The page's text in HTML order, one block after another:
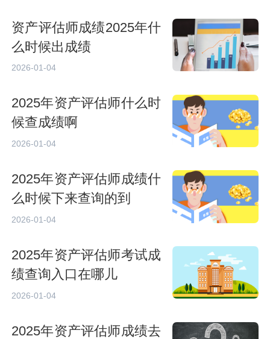
资产评估师成绩2025年什
么时候出成绩
2026-01-04
2025年资产评估师什么时
候查成绩啊
2026-01-04
2025年资产评估师成绩什
么时候下来查询的到
2026-01-04
2025年资产评估师考试成
绩查询入口在哪儿
2026-01-04
2025年资产评估师成绩去